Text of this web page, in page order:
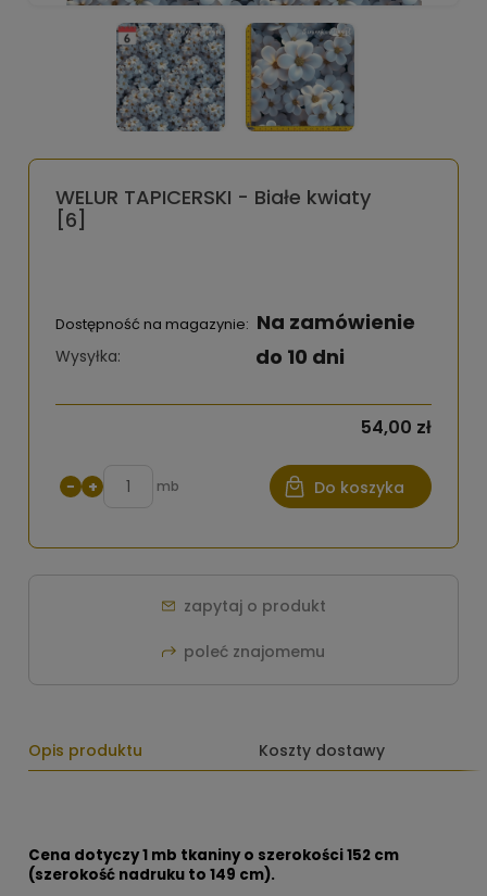
WELUR TAPICERSKI - Białe kwiaty
[6]
Dostępność na magazynie: Na zamówienie
Wysyłka: do 10 dni
54,00 zł
− + mb Do koszyka
zapytaj o produkt
poleć znajomemu
Opis produktu Koszty dostawy
Cena dotyczy 1 mb tkaniny o szerokości 152 cm
(szerokość nadruku to 149 cm).